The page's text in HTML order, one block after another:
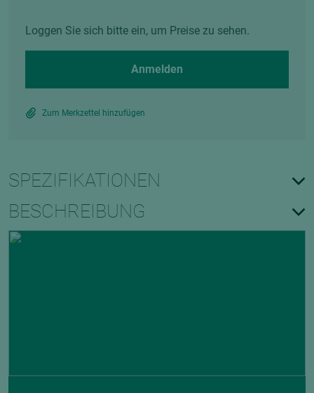
Loggen Sie sich bitte ein, um Preise zu sehen.
Anmelden
Zum Merkzettel hinzufügen
SPEZIFIKATIONEN
BESCHREIBUNG